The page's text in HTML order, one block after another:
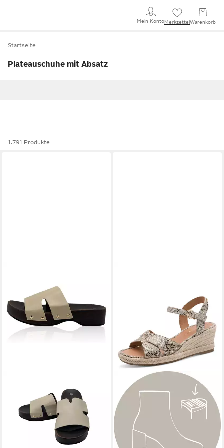
Mein KontoMerkzettel Warenkorb
Startseite
Plateauschuhe mit Absatz
1.791 Produkte